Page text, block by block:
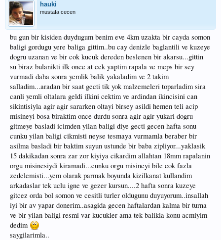
hauki
mustafa cecen
bu gun bir kisiden duydugum benim eve 4km uzakta bir cayda somon
baligi gordugu yere baliga gittim..bu cay denizle baglantili ve kuzeye
dogru uzanan ve bir cok kucuk dereden beslenen bir akarsu...gittin
su biraz bulanikti ilk once at cek yaptim rapala ve meps bir sey
vurmadi daha sonra yemlik balik yakaladim ve 2 takim
salladim...aradan bir saat gecti tik yok malzemeleri toparladim sira
canli yemli oltalara geldi ilkini cektim ve ardindan ikincisini can
sikintisiyla agir agir sararken oltayi birsey asildi hemen teli acip
misineyi bosa biraktim once durdu sonra agir agir yukari dogru
gitmeye basladi icimden yilan baligi diye gecti gecen hafta sonu
cunku yilan baligi cikmisti neyse tesmaya vurmamla beraber bir
asilma basladi bir baktim suyun ustunde bir baba zipliyor...yaklasik
15 dakikadan sonra zar zor kiyiya cikardim allahtan 18mm rapalanin
orgu misinesiydi kiramadi...cunku orgu misineyi bile cok fazla
zedelemisti...yem olarak parmak boyunda kizilkanat kullandim
arkadaslar tek uclu igne ve gezer kursun....2 hafta sonra kuzeye
gitcez orda bol somon ve cesitli turler oldugunu duyuyorum..insallah
iyi bir av yapar donerim..asagida gecen haftalardan kalma bir turna
ve bir yilan baligi resmi var kucukler ama tek balikla konu acmiyim
dedim
saygilarimla..